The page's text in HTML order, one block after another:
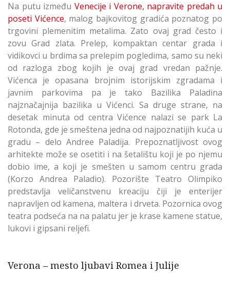
Na putu između Venecije i Verone, napravite predah u
poseti Vićence, malog bajkovitog gradića poznatog po
trgovini plemenitim metalima. Zato ovaj grad često i
zovu Grad zlata. Prelep, kompaktan centar grada i
vidikovci u brdima sa prelepim pogledima, samo su neki
od razloga zbog kojih je ovaj grad vredan pažnje.
Vićenca je opasana brojnim istorijskim zgradama i
javnim parkovima pa je tako Bazilika Paladina
najznačajnija bazilika u Vićenci. Sa druge strane, na
desetak minuta od centra Vićence nalazi se park La
Rotonda, gde je smeštena jedna od najpoznatijih kuća u
gradu – delo Andree Paladija. Prepoznatljivost ovog
arhitekte može se osetiti i na šetalištu koji je po njemu
dobio ime, a koji je smešten u samom centru grada
(Korzo Andrea Paladio). Pozorište Teatro Olimpiko
predstavlja veličanstvenu kreaciju čiji je enterijer
napravljen od kamena, maltera i drveta. Pozornica ovog
teatra podseća na na palatu jer je krase kamene statue,
lukovi i gipsani reljefi.
Verona – mesto ljubavi Romea i Julije